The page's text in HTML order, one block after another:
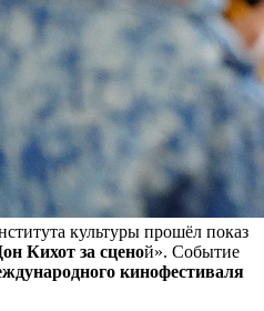
культуры прошёл показ
Кихот за сценой». Событие
кинофестиваля